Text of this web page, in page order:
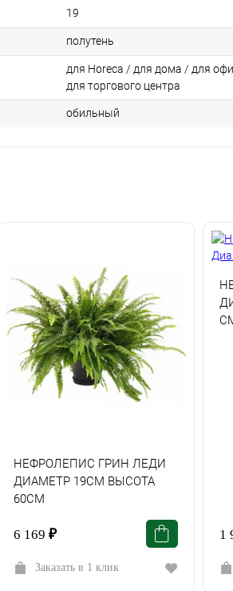
19
полутень
для Horeca / для дома / для
для торгового центра
обильный
НЕФРОЛЕПИС ГРИН ЛЕДИ
ДИАМЕТР 19СМ ВЫСОТА
60СМ
6 169 ₽
Заказать в 1 клик
1